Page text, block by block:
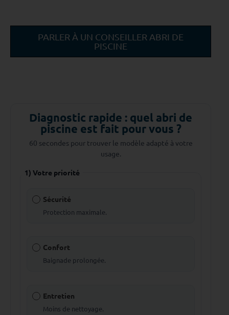
PARLER À UN CONSEILLER ABRI DE
PISCINE
Diagnostic rapide : quel abri de
piscine est fait pour vous ?
60 secondes pour trouver le modèle adapté à votre
usage.
1) Votre priorité
Sécurité
Protection maximale.
Confort
Baignade prolongée.
Entretien
Moins de nettoyage.